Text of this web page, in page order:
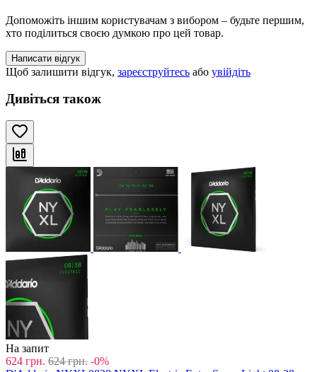
Допоможіть іншим користувачам з вибором – будьте першим,
хто поділиться своєю думкою про цей товар.
Написати відгук
Щоб залишити відгук, зареєструйтесь або увійдіть
Дивіться також
На запит
624 грн. 624 грн. -0%